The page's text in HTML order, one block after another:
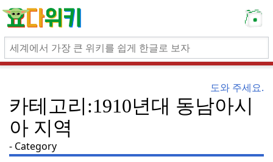
도와 주세요.
카테고리:1910년대 동남아시
아 지역
Category